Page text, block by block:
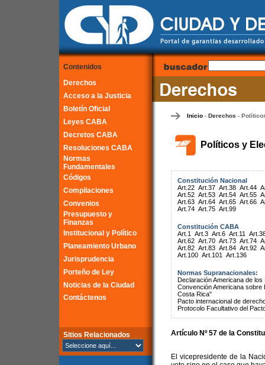
Contenidos
Derechos
Acceso a la Justicia
Boletín Oficial
Leyes CABA
Decretos CABA
Resoluciones CABA
Normas
Fundamentales
Códigos
Compilaciones
Convenios
Presupuesto y
Finanzas
Institucional y Político
Planeamiento Urbano
Jurisprudencia
Porteño de Ley
Noticias de la Ciudad
Contáctenos
Sitios Relacionados
Inicio- Derechos -
Políticos y
Constitución Nacional
Art.22 Art.37 Art.38 Art.44
Art.52 Art.53 Art.54 Art.55
Art.63 Art.64 Art.65 Art.66
Art.74 Art.75 Art.99
Constitución CABA
Art.1
Art.3 Art.6 Art.11
Art.62 Art.70 Art.73 Art.74
Art.82 Art.83 Art.84 Art.92
Art.100 Art.101 Art.136
Normas Supranacionales:
Declaración Americana de
Convención Americana
Costa Rica"
Pacto internacional de
Protocolo Facultativo del
Artículo Nº 57 de la
El vicepresidente de la